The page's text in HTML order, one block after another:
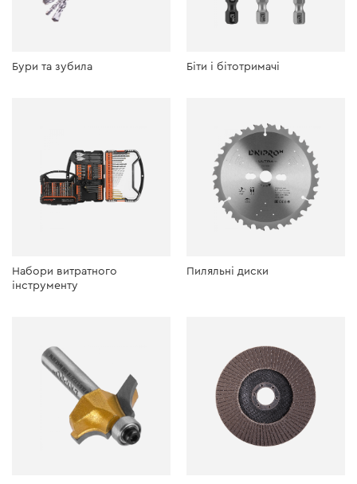
Бури та зубила Біти і бітотримачі
Набори витратного
інструменту
Пиляльні диски